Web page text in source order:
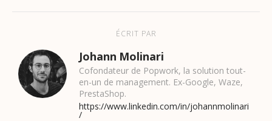
ÉCRIT PAR
Johann Molinari
Cofondateur de Popwork, la solution tout-
en-un de management. Ex-Google, Waze,
PrestaShop.
https://www.linkedin.com/in/johannmolinari
/